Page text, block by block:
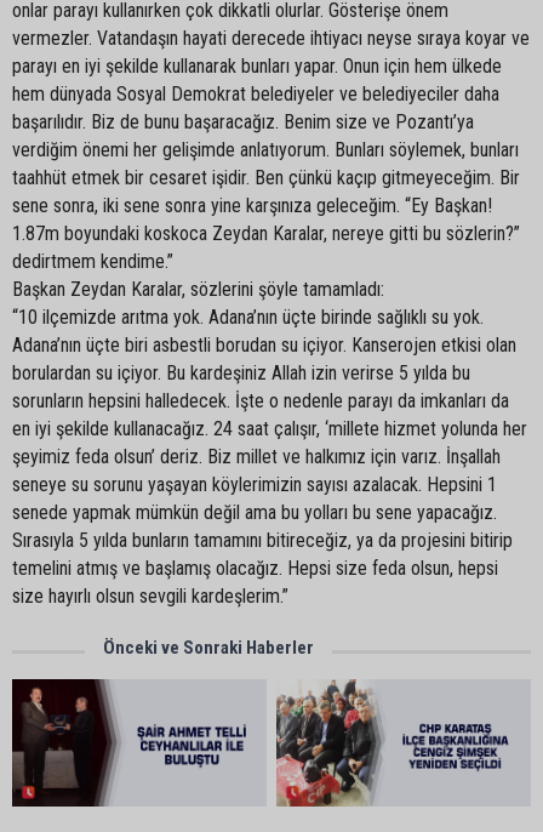
onlar parayı kullanırken çok dikkatli olurlar. Gösterişe önem
vermezler. Vatandaşın hayati derecede ihtiyacı neyse sıraya koyar ve
parayı en iyi şekilde kullanarak bunları yapar. Onun için hem ülkede
hem dünyada Sosyal Demokrat belediyeler ve belediyeciler daha
başarılıdır. Biz de bunu başaracağız. Benim size ve Pozantı’ya
verdiğim önemi her gelişimde anlatıyorum. Bunları söylemek, bunları
taahhüt etmek bir cesaret işidir. Ben çünkü kaçıp gitmeyeceğim. Bir
sene sonra, iki sene sonra yine karşınıza geleceğim. “Ey Başkan!
1.87m boyundaki koskoca Zeydan Karalar, nereye gitti bu sözlerin?”
dedirtmem kendime.”
Başkan Zeydan Karalar, sözlerini şöyle tamamladı:
“10 ilçemizde arıtma yok. Adana’nın üçte birinde sağlıklı su yok.
Adana’nın üçte biri asbestli borudan su içiyor. Kanserojen etkisi olan
borulardan su içiyor. Bu kardeşiniz Allah izin verirse 5 yılda bu
sorunların hepsini halledecek. İşte o nedenle parayı da imkanları da
en iyi şekilde kullanacağız. 24 saat çalışır, ‘millete hizmet yolunda her
şeyimiz feda olsun’ deriz. Biz millet ve halkımız için varız. İnşallah
seneye su sorunu yaşayan köylerimizin sayısı azalacak. Hepsini 1
senede yapmak mümkün değil ama bu yolları bu sene yapacağız.
Sırasıyla 5 yılda bunların tamamını bitireceğiz, ya da projesini bitirip
temelini atmış ve başlamış olacağız. Hepsi size feda olsun, hepsi
size hayırlı olsun sevgili kardeşlerim.”
Önceki ve Sonraki Haberler